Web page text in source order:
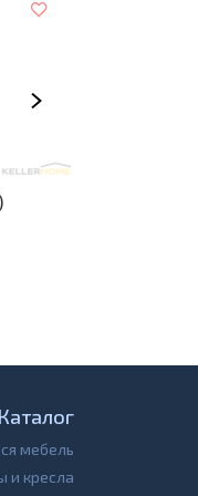
Каталог
мебель
и кресла